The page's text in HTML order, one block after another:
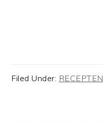
Filed Under: RECEPTEN